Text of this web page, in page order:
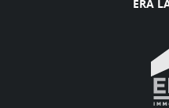
ERA